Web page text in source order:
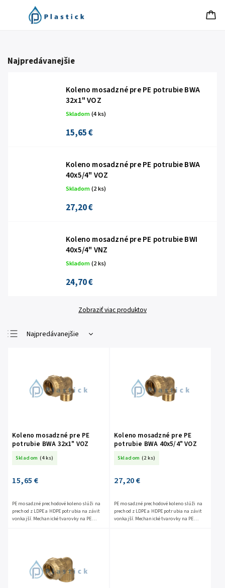
Najpredávanejšie
Koleno mosadzné pre PE potrubie BWA
32x1" VOZ
Skladom(4 ks)
15,65 €
Koleno mosadzné pre PE potrubie BWA
40x5/4" VOZ
Skladom(2 ks)
27,20 €
Koleno mosadzné pre PE potrubie BWI
40x5/4" VNZ
Skladom(2 ks)
24,70 €
Zobraziť viac produktov
Najpredávanejšie
Abecedne
Koleno mosadzné pre PE
potrubie BWA 32x1" VOZ
Skladom (4 ks)
15,65 €
PE mosadzné prechodové koleno slúži na
prechod z LDPE a HDPE potrubia na závit
vonkajší. Mechanické tvarovky na PE
Koleno mosadzné pre PE
potrubie BWA 40x5/4" VOZ
Skladom (2 ks)
27,20 €
PE mosadzné prechodové koleno slúži na
prechod z LDPE a HDPE potrubia na závit
vonkajší. Mechanické tvarovky na PE